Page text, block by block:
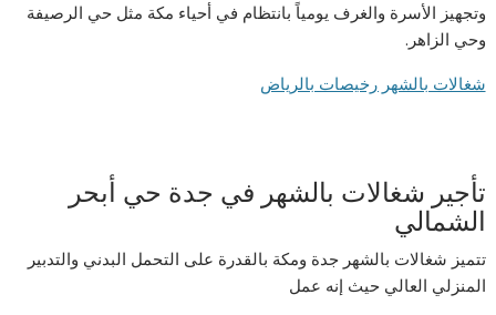
وتجهيز الأسرة والغرف يومياً بانتظام في أحياء مكة مثل حي الرصيفة
وحي الزاهر.
شغالات بالشهر رخيصات بالرياض
تأجير شغالات بالشهر في جدة حي أبحر
الشمالي
تتميز شغالات بالشهر جدة ومكة بالقدرة على التحمل البدني والتدبير
المنزلي العالي حيث إنه عمل